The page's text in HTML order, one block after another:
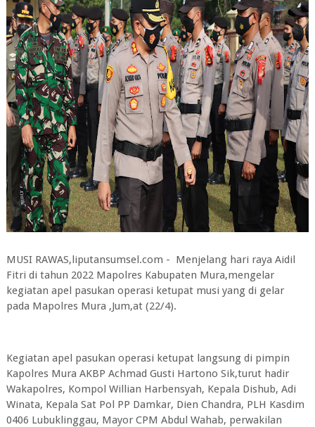
MUSI RAWAS,liputansumsel.com - Menjelang hari raya Aidil
Fitri di tahun 2022 Mapolres Kabupaten Mura,mengelar
kegiatan apel pasukan operasi ketupat musi yang di gelar
pada Mapolres Mura ,Jum,at (22/4).
Kegiatan apel pasukan operasi ketupat langsung di pimpin
Kapolres Mura AKBP Achmad Gusti Hartono Sik,turut hadir
Wakapolres, Kompol Willian Harbensyah, Kepala Dishub, Adi
Winata, Kepala Sat Pol PP Damkar, Dien Chandra, PLH Kasdim
0406 Lubuklinggau, Mayor CPM Abdul Wahab, perwakilan